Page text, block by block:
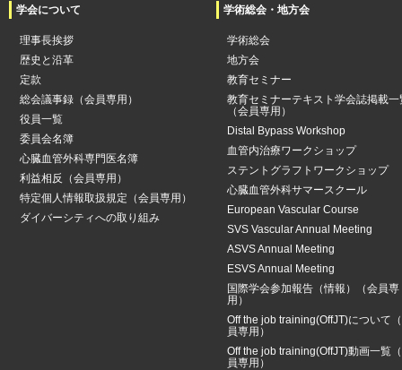
学会について
理事長挨拶
歴史と沿革
定款
総会議事録（会員専用）
役員一覧
委員会名簿
心臓血管外科専門医名簿
利益相反（会員専用）
特定個人情報取扱規定（会員専用）
ダイバーシティへの取り組み
学術総会・地方会
学術総会
地方会
教育セミナー
教育セミナーテキスト学会誌掲載一
（会員専用）
Distal Bypass Workshop
血管内治療ワークショップ
ステントグラフトワークショップ
心臓血管外科サマースクール
European Vascular Course
SVS Vascular Annual Meeting
ASVS Annual Meeting
ESVS Annual Meeting
国際学会参加報告（情報）（会員専
用）
Off the job training(OffJT)について
員専用）
Off the job training(OffJT)動画一覧
員専用）